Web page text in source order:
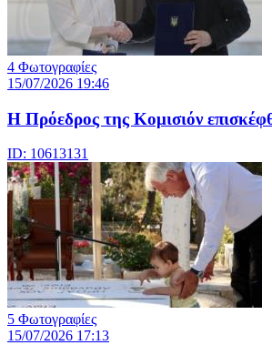
4 Φωτογραφίες
15/07/2026 19:46
Η Πρόεδρος της Κομισιόν
ID: 10613131
5 Φωτογραφίες
15/07/2026 17:13